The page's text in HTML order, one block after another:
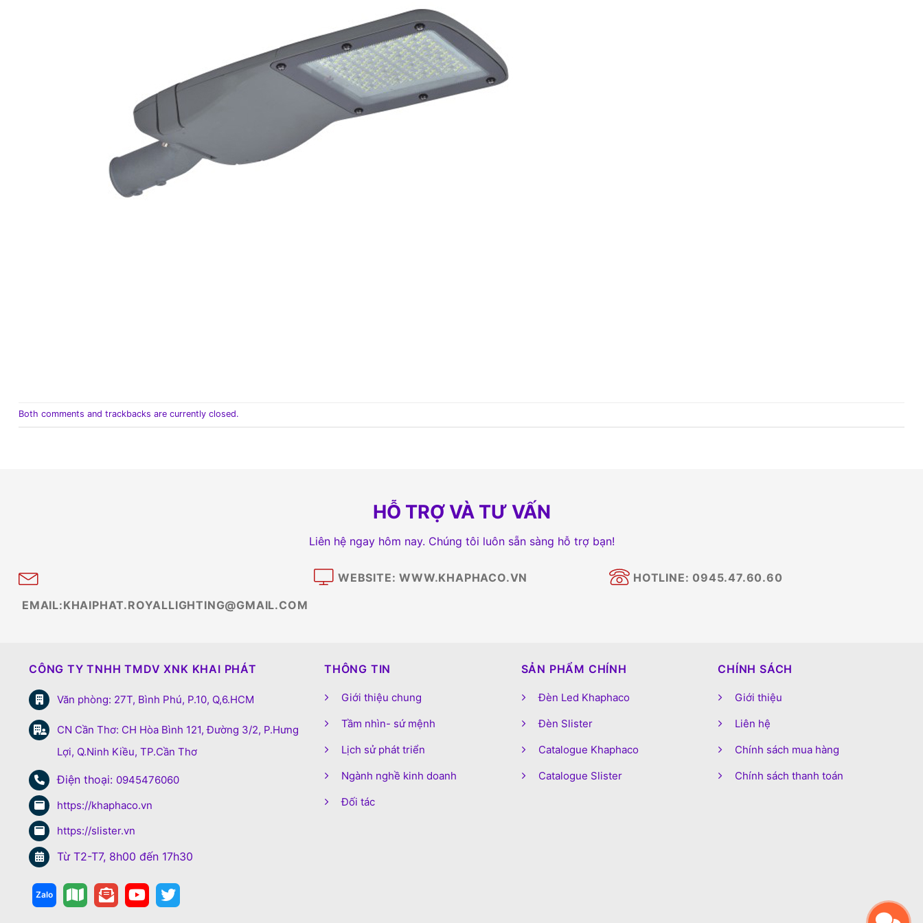
Both comments and trackbacks are currently closed.
HỖ TRỢ VÀ TƯ VẤN
Liên hệ ngay hôm nay. Chúng tôi luôn sẵn sàng hỗ trợ bạn!
EMAIL:KHAIPHAT.ROYALLIGHTING@GMAIL.COM
WEBSITE: WWW.KHAPHACO.VN HOTLINE: 0945.47.60.60
CÔNG TY TNHH TMDV XNK KHAI PHÁT
Văn phòng: 27T, Bình Phú, P.10, Q,6.HCM
CN Cần Thơ: CH Hòa Bình 121, Đường 3/2, P.Hưng
Lợi, Q.Ninh Kiều, TP.Cần Thơ
Điện thoại: 0945476060
https://khaphaco.vn
https://slister.vn
Từ T2-T7, 8h00 đến 17h30
THÔNG TIN
Giới thiệu chung
Tầm nhìn- sứ mệnh
Lịch sử phát triển
Ngành nghề kinh doanh
Đối tác
SẢN PHẨM CHÍNH
Đèn Led Khaphaco
Đèn Slister
Catalogue Khaphaco
Catalogue Slister
CHÍNH SÁCH
Giới thiệu
Liên hệ
Chính sách mua hàng
Chính sách thanh toán